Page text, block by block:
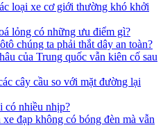
loại xe cơ giới thường khó khởi
lỏng có những ưu điểm gì?
chúng ta phải thắt dây an toàn?
của Trung quốc vẫn kiên cố sau
cây cầu so với mặt đường lại
có nhiều nhịp?
xe đạp không có bóng đèn mà vẫn